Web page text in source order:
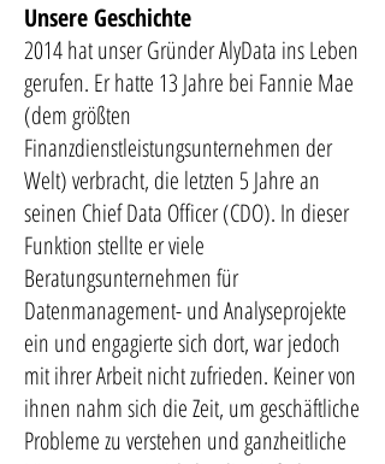
Unsere Geschichte
2014 hat unser Gründer AlyData ins Leben
gerufen. Er hatte 13 Jahre bei Fannie Mae
(dem größten
Finanzdienstleistungsunternehmen der
Welt) verbracht, die letzten 5 Jahre an
seinen Chief Data Officer (CDO). In dieser
Funktion stellte er viele
Beratungsunternehmen für
Datenmanagement- und Analyseprojekte
ein und engagierte sich dort, war jedoch
mit ihrer Arbeit nicht zufrieden. Keiner von
ihnen nahm sich die Zeit, um geschäftliche
Probleme zu verstehen und ganzheitliche